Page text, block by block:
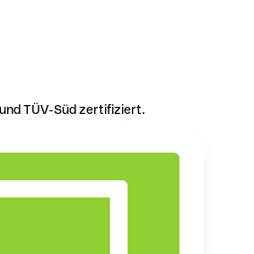
TÜV-Süd zertifiziert.